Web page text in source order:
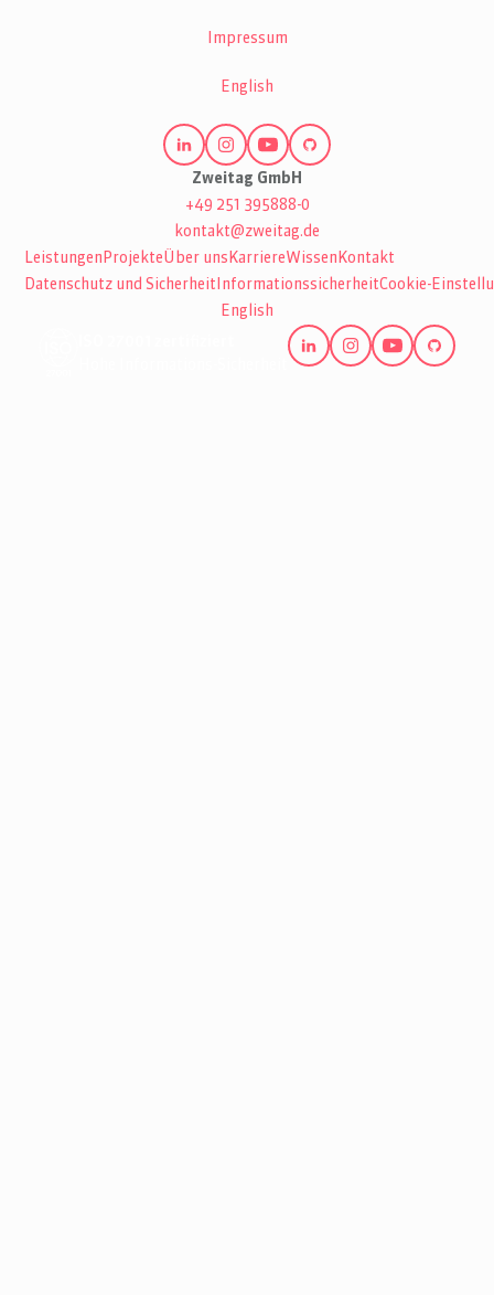
Impressum
English
Zweitag GmbH
+49 251 395888-0
kontakt@zweitag.de
Leistungen ProjekteÜber uns KarriereWissen Kontakt
Datenschutz und Sicherheit InformationssicherheitCookie-
English